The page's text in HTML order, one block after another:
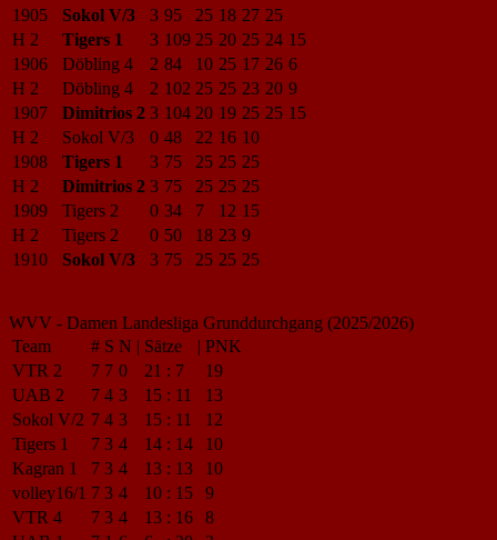
1905
Sokol V/3 3 95 25 18 27 25
H 2
Tigers 1 3 109 25 20 25 24 15
1906
Döbling 4 2 84 10 25 17 26 6
H 2
Döbling 4 2 102 25 25 23 20 9
1907
Dimitrios 2 3 104 20 19 25 25 15
H 2
Sokol V/3 0 48 22 16 10
1908
Tigers 1 3 75 25 25 25
H 2
Dimitrios 2 3 75 25 25 25
1909
Tigers 2 0 34 7 12 15
H 2
Tigers 2 0 50 18 23 9
1910
Sokol V/3 3 75 25 25 25
WVV - Damen Landesliga Grunddurchgang (2025/2026)
Team
# S N | Sätze | PNK
VTR 2
7 7 0 21 : 7
19
UAB 2
7 4 3 15 : 11
13
Sokol V/2 7 4 3 15 : 11
12
Tigers 1
7 3 4 14 : 14
10
Kagran 1
7 3 4 13 : 13
10
volley16/1 7 3 4 10 : 15
9
VTR 4
7 3 4 13 : 16
8